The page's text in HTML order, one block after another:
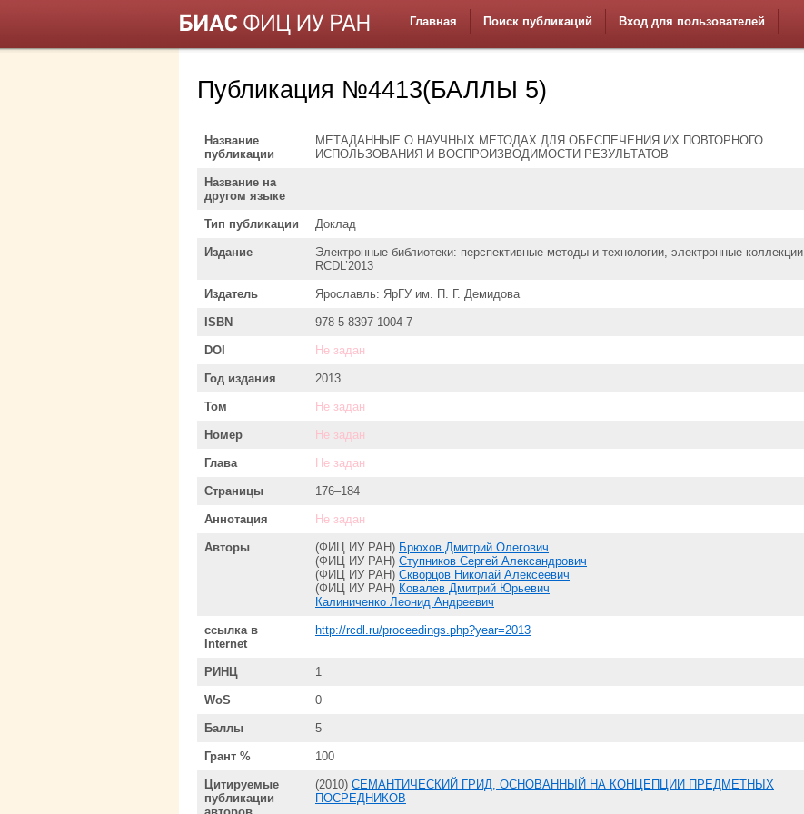
Главная Поиск публикаций Вход для пользователей
Публикация №4413(БАЛЛЫ 5)
Название
публикации
МЕТАДАННЫЕ О НАУЧНЫХ МЕТОДАХ ДЛЯ ОБЕСПЕЧЕНИЯ ИХ ПОВТОРНОГО
ИСПОЛЬЗОВАНИЯ И ВОСПРОИЗВОДИМОСТИ РЕЗУЛЬТАТОВ
Название на
другом языке
Тип публикации Доклад
Издание
Электронные библиотеки: перспективные методы и технологии, электронные коллекции
RCDL’2013
Издатель Ярославль: ЯрГУ им. П. Г. Демидова
ISBN 978-5-8397-1004-7
DOI Не задан
Год издания 2013
Том Не задан
Номер Не задан
Глава Не задан
Страницы 176–184
Аннотация Не задан
Авторы (ФИЦ ИУ РАН) Брюхов Дмитрий Олегович
(ФИЦ ИУ РАН) Ступников Сергей Александрович
(ФИЦ ИУ РАН) Скворцов Николай Алексеевич
(ФИЦ ИУ РАН) Ковалев Дмитрий Юрьевич
Калиниченко Леонид Андреевич
ссылка в
Internet
http://rcdl.ru/proceedings.php?year=2013
РИНЦ 1
WoS 0
Баллы 5
Грант % 100
Цитируемые
публикации
(2010) СЕМАНТИЧЕСКИЙ ГРИД, ОСНОВАННЫЙ НА КОНЦЕПЦИИ ПРЕДМЕТНЫХ
ПОСРЕДНИКОВ